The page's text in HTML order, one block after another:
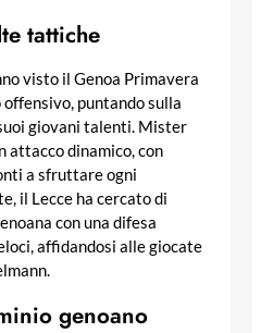
tattiche
visto il Genoa Primavera
puntando sulla
giovani talenti. Mister
attacco dinamico, con
a sfruttare ogni
il Lecce ha cercato di
con una difesa
affidandosi alle giocate
genoano